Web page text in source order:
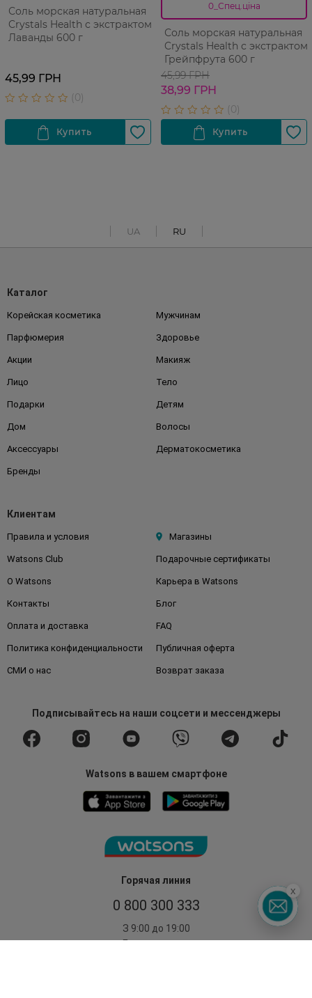
Соль морская натуральная
Crystals Health с экстрактом
Лаванды 600 г
45,99 ГРН
0_Спец.ціна
Соль морская натуральная
Crystals Health с экстрактом
Грейпфрута 600 г
45,99 ГРН
38,99 ГРН
UA RU
Горячая линия
0 800 300 333
З 9:00 до 19:00
Без выходных
Каталог
Корейская косметика Мужчинам
Парфюмерия Здоровье
Акции Макияж
Лицо Тело
Подарки Детям
Дом Волосы
Аксессуары Дерматокосметика
Бренды
Клиентам
Правила и условия Магазины
Watsons Club Подарочные сертификаты
О Watsons Карьера в Watsons
Контакты Блог
Оплата и доставка FAQ
Политика конфиденциальности Публичная оферта
СМИ о нас Возврат заказа
Подписывайтесьна наши соцсети и мессенджеры
Watsons в вашем смартфоне
x